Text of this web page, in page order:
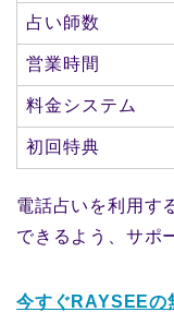
占い師数
営業時間
料金システム
初回特典
電話占いを利用す
できるよう、サポ
今すぐRAYSEEの